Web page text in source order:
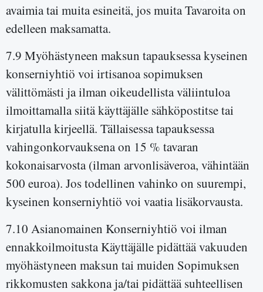
avaimia tai muita esineitä, jos muita Tavaroita on
edelleen maksamatta.
7.9 Myöhästyneen maksun tapauksessa kyseinen
konserniyhtiö voi irtisanoa sopimuksen
välittömästi ja ilman oikeudellista väliintuloa
ilmoittamalla siitä käyttäjälle sähköpostitse tai
kirjatulla kirjeellä. Tällaisessa tapauksessa
vahingonkorvauksena on 15 % tavaran
kokonaisarvosta (ilman arvonlisäveroa, vähintään
500 euroa). Jos todellinen vahinko on suurempi,
kyseinen konserniyhtiö voi vaatia lisäkorvausta.
7.10 Asianomainen Konserniyhtiö voi ilman
ennakkoilmoitusta Käyttäjälle pidättää vakuuden
myöhästyneen maksun tai muiden Sopimuksen
rikkomusten sakkona ja/tai pidättää suhteellisen